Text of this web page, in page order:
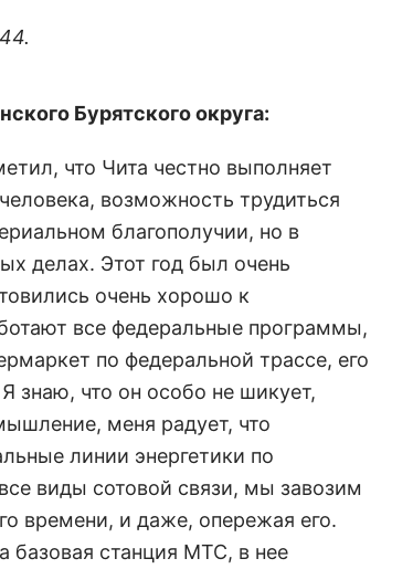
Бурятского округа:
что Чита честно выполняет
возможность трудиться
благополучии, но в
делах. Этот год был очень
очень хорошо к
все федеральные программы,
по федеральной трассе, его
знаю, что он особо не шикует,
меня радует, что
линии энергетики по
виды сотовой связи, мы завозим
времени, и даже, опережая его.
базовая станция МТС, в нее